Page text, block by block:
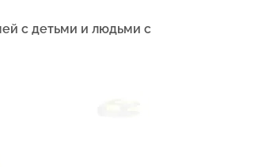
с детьми и людьми с